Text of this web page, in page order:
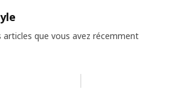
articles que vous avez récemment